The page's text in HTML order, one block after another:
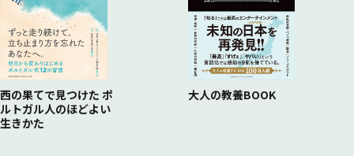
西の果てで見つけた ポ
ルトガル人のほどよい
生きかた
大人の教養BOOK